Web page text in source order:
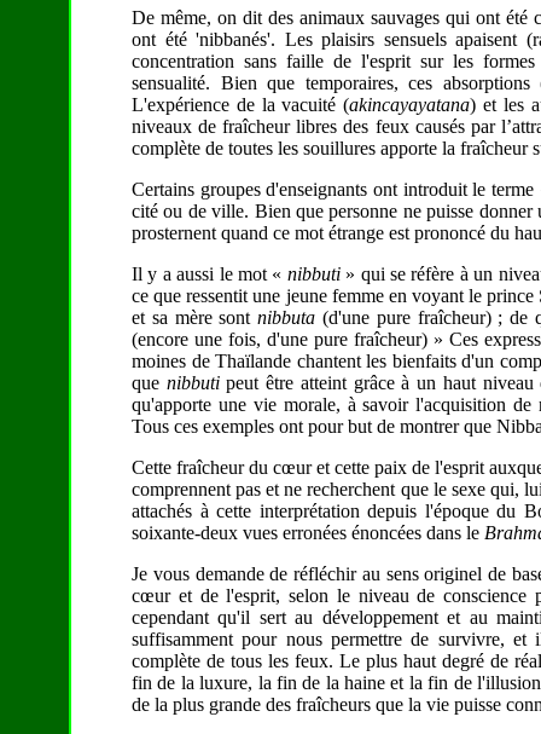
De même, on dit des animaux sauvages qui ont été
ont été 'nibbanés'. Les plaisirs sensuels apaisent
concentration sans faille de l'esprit sur les formes
sensualité. Bien que temporaires, ces absorptions
L'expérience de la vacuité (akincayayatana) et les
niveaux de fraîcheur libres des feux causés par
complète de toutes les souillures apporte la fraîcheur
Certains groupes d'enseignants ont introduit le
cité ou de ville. Bien que personne ne puisse donner
prosternent quand ce mot étrange est prononcé du
Il y a aussi le mot « nibbuti» qui se réfère à un
ce que ressentit une jeune femme en voyant le
et sa mère sontnibbuta (d'une pure fraîcheur) ; de
(encore une fois, d'une pure fraîcheur) » Ces
moines de Thaïlande chantent les bienfaits d'un
que nibbutipeut être atteint grâce à un haut niveau
qu'apporte une vie morale, à savoir l'acquisition de
Tous ces exemples ont pour but de montrer que
Cette fraîcheur du cœur et cette paix de l'esprit
comprennent pas et ne recherchent que le sexe qui,
attachés à cette interprétation depuis l'époque du
soixante-deux vues erronées énoncées dans le
Je vous demande de réfléchir au sens originel de
cœur et de l'esprit, selon le niveau de conscience
cependant qu'il sert au développement et au
suffisamment pour nous permettre de survivre,
complète de tous les feux. Le plus haut degré de
fin de la luxure, la fin de la haine et la fin de
de la plus grande des fraîcheurs que la vie puisse